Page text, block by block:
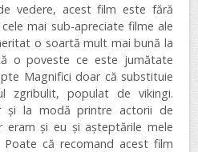
vedere, acest film este fără
mai sub-apreciate filme ale
o soartă mult mai bună la
o poveste ce este jumătate
Magnifici doar că substituie
zgribulit, populat de vikingi.
și la modă printre actorii de
eram și eu și așteptările mele
că recomand acest film